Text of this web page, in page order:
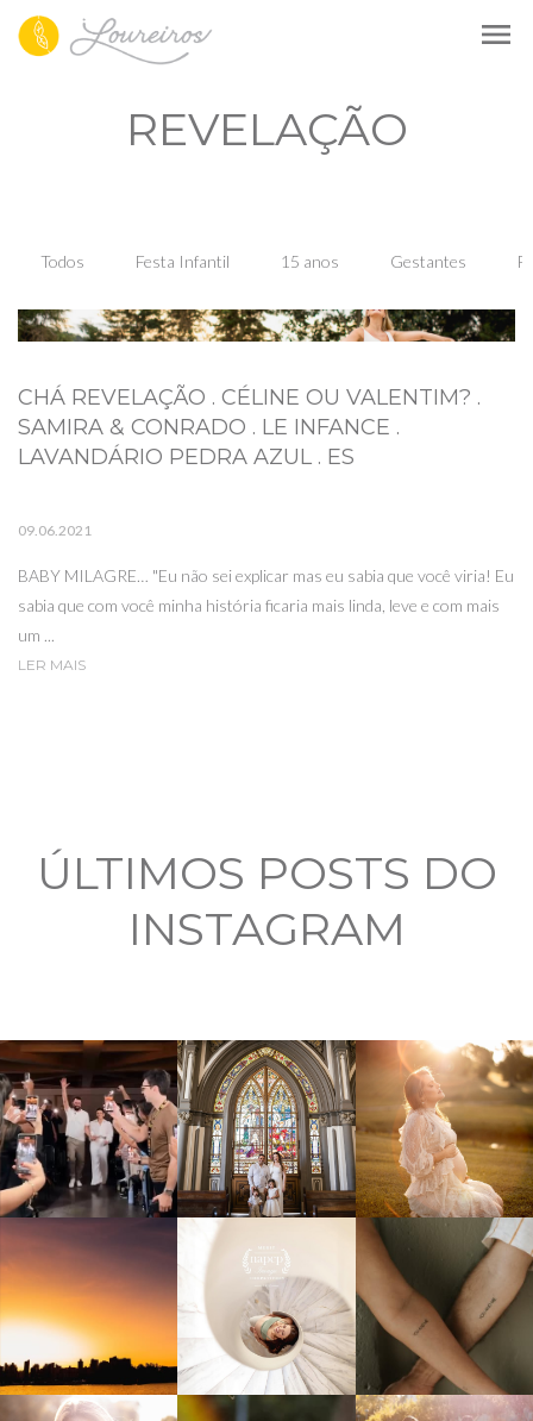
menu
REVELAÇÃO
Todos Festa Infantil 15 anos Gestantes
CHÁ REVELAÇÃO . CÉLINE OU VALENTIM? .
SAMIRA & CONRADO . LE INFANCE .
LAVANDÁRIO PEDRA AZUL . ES
09.06.2021
BABY MILAGRE… "Eu não sei explicar mas eu sabia que você viria! Eu
sabia que com você minha história ficaria mais linda, leve e com mais
um ...
LER MAIS
ÚLTIMOS POSTS DO
INSTAGRAM